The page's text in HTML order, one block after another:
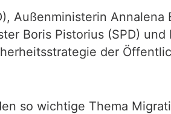
Außenministerin
Boris Pistorius (SPD)
der
so wichtige Thema